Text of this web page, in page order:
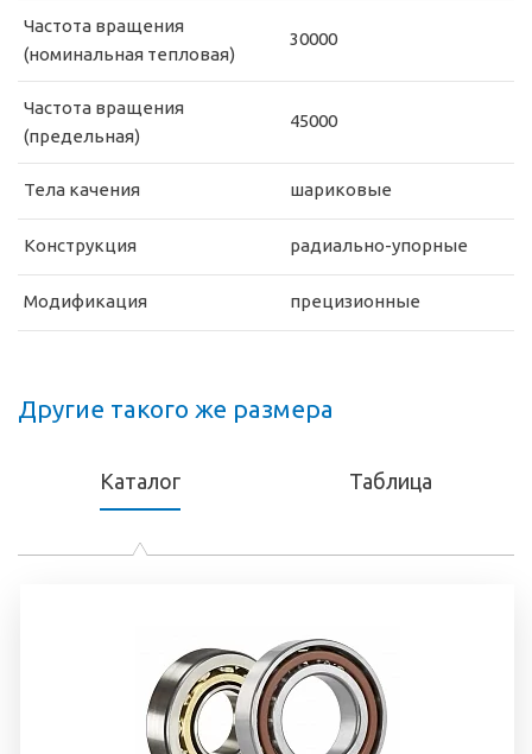
Частота вращения
(номинальная тепловая)
30000
Частота вращения
(предельная)
45000
Тела качения шариковые
Конструкция радиально-упорные
Модификация прецизионные
Другие такого же размера
Каталог Таблица